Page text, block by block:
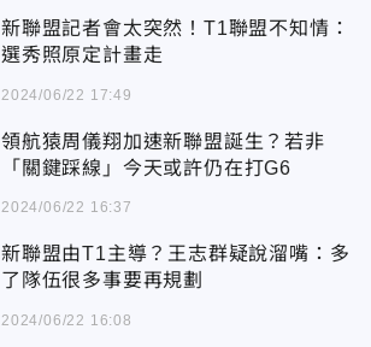
新聯盟記者會太突然！T1聯盟不知情：
選秀照原定計畫走
2024/06/22 17:49
領航猿周儀翔加速新聯盟誕生？若非
「關鍵踩線」今天或許仍在打G6
2024/06/22 16:37
新聯盟由T1主導？王志群疑說溜嘴：多
了隊伍很多事要再規劃
2024/06/22 16:08